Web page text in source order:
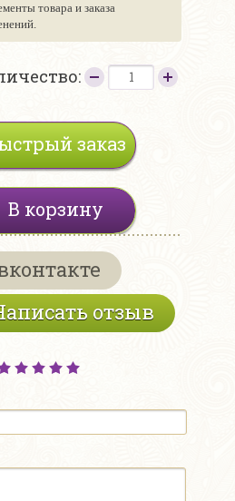
товара и заказа
заказ
В корзину
отзыв